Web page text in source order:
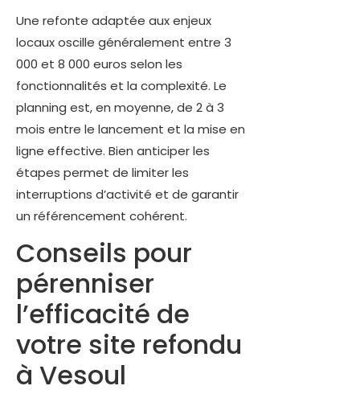
Une refonte adaptée aux enjeux
locaux oscille généralement entre 3
000 et 8 000 euros selon les
fonctionnalités et la complexité. Le
planning est, en moyenne, de 2 à 3
mois entre le lancement et la mise en
ligne effective. Bien anticiper les
étapes permet de limiter les
interruptions d’activité et de garantir
un référencement cohérent.
Conseils pour
pérenniser
l’efficacité de
votre site refondu
à Vesoul